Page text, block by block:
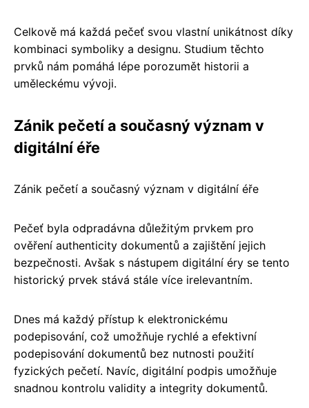
Celkově má každá pečeť svou vlastní unikátnost díky
kombinaci symboliky a designu. Studium těchto
prvků nám pomáhá lépe porozumět historii a
uměleckému vývoji.
Zánik pečetí a současný význam v
digitální éře
Zánik pečetí a současný význam v digitální éře
Pečeť byla odpradávna důležitým prvkem pro
ověření authenticity dokumentů a zajištění jejich
bezpečnosti. Avšak s nástupem digitální éry se tento
historický prvek stává stále více irelevantním.
Dnes má každý přístup k elektronickému
podepisování, což umožňuje rychlé a efektivní
podepisování dokumentů bez nutnosti použití
fyzických pečetí. Navíc, digitální podpis umožňuje
snadnou kontrolu validity a integrity dokumentů.